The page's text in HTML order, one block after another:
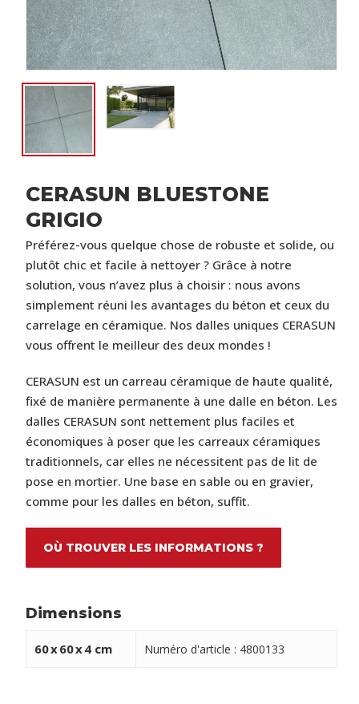
CERASUN BLUESTONE
GRIGIO
Préférez-vous quelque chose de robuste et solide, ou
plutôt chic et facile à nettoyer ? Grâce à notre
solution, vous n’avez plus à choisir : nous avons
simplement réuni les avantages du béton et ceux du
carrelage en céramique. Nos dalles uniques CERASUN
vous offrent le meilleur des deux mondes !
CERASUN est un carreau céramique de haute qualité,
fixé de manière permanente à une dalle en béton. Les
dalles CERASUN sont nettement plus faciles et
économiques à poser que les carreaux céramiques
traditionnels, car elles ne nécessitent pas de lit de
pose en mortier. Une base en sable ou en gravier,
comme pour les dalles en béton, suffit.
OÙ TROUVER LES INFORMATIONS ?
Dimensions
60x60x4 cm Numéro d'article : 4800133